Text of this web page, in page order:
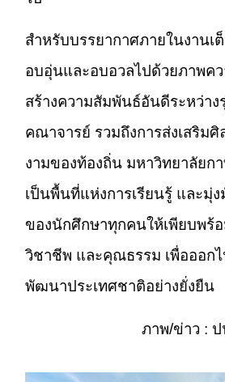
สำหรับบรรยากาศภายในงานเ
อบอุ่นและอบอวลไปด้วยภาพค
สร้างความสัมพันธ์อันดีระหว่า
คณาจารย์ รวมถึงการส่งเสริม
งามของท้องถิ่น มหาวิทยาลัยก
เป็นพื้นที่แห่งการเรียนรู้ และ
ของนักศึกษาทุกคนให้เพียบพร้
วิชาชีพ และคุณธรรม เพื่อออก
พัฒนาประเทศชาติอย่างยั่งยืน
ภาพ/ข่าว :